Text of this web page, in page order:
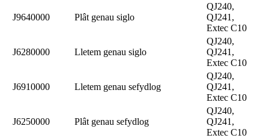
J9640000 Plât genau siglo
QJ240,
QJ241,
Extec C10
J6280000 Lletem genau siglo
QJ240,
QJ241,
Extec C10
J6910000 Lletem genau sefydlog
QJ240,
QJ241,
Extec C10
J6250000 Plât genau sefydlog
QJ240,
QJ241,
Extec C10